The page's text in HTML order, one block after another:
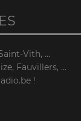
Vith, ...
Fauvillers, ...
!